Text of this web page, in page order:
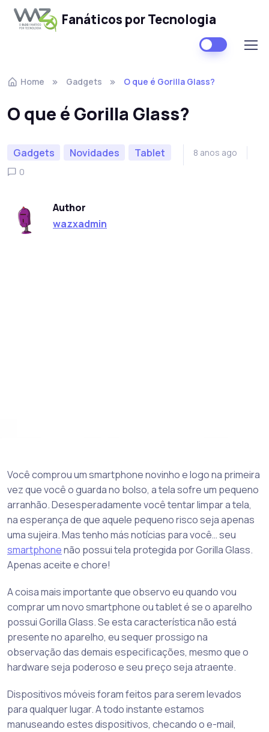
Fanáticos por Tecnologia
Home Gadgets O que é Gorilla Glass?
O que é Gorilla Glass?
Gadgets Novidades Tablet
8 anos ago
0
Author
wazxadmin
Você comprou um smartphone novinho e logo na primeira
vez que você o guarda no bolso, a tela sofre um pequeno
arranhão. Desesperadamente você tentar limpar a tela,
na esperança de que aquele pequeno risco seja apenas
uma sujeira. Mas tenho más notícias para você… seu
smartphonenão possui tela protegida por Gorilla Glass.
Apenas aceite e chore!
A coisa mais importante que observo eu quando vou
comprar um novo smartphone ou tablet é se o aparelho
possui Gorilla Glass. Se esta característica não está
presente no aparelho, eu sequer prossigo na
observação das demais especificações, mesmo que o
hardware seja poderoso e seu preço seja atraente.
Dispositivos móveis foram feitos para serem levados
para qualquer lugar. A todo instante estamos
manuseando estes dispositivos, checando o e-mail,